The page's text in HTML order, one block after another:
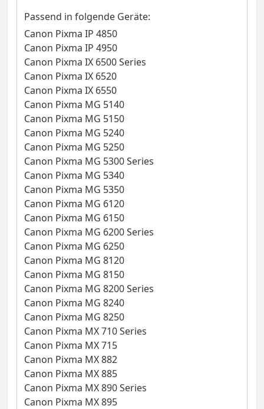
Passend in folgende Geräte:
Canon Pixma IP 4850
Canon Pixma IP 4950
Canon Pixma IX 6500 Series
Canon Pixma IX 6520
Canon Pixma IX 6550
Canon Pixma MG 5140
Canon Pixma MG 5150
Canon Pixma MG 5240
Canon Pixma MG 5250
Canon Pixma MG 5300 Series
Canon Pixma MG 5340
Canon Pixma MG 5350
Canon Pixma MG 6120
Canon Pixma MG 6150
Canon Pixma MG 6200 Series
Canon Pixma MG 6250
Canon Pixma MG 8120
Canon Pixma MG 8150
Canon Pixma MG 8200 Series
Canon Pixma MG 8240
Canon Pixma MG 8250
Canon Pixma MX 710 Series
Canon Pixma MX 715
Canon Pixma MX 882
Canon Pixma MX 885
Canon Pixma MX 890 Series
Canon Pixma MX 895